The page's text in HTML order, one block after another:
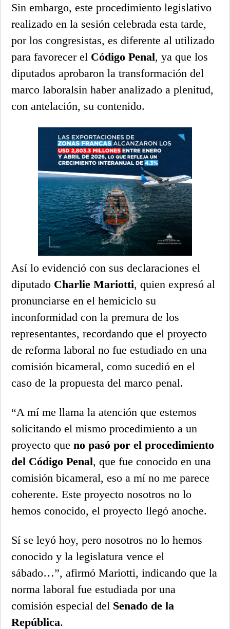
Sin embargo, este procedimiento legislativo
realizado en la sesión celebrada esta tarde,
por los congresistas, es diferente al utilizado
para favorecer el Código Penal, ya que los
diputados aprobaron la transformación del
marco laboralsin haber analizado a plenitud,
con antelación, su contenido.
Así lo evidenció con sus declaraciones el
diputado Charlie Mariotti, quien expresó al
pronunciarse en el hemiciclo su
inconformidad con la premura de los
representantes, recordando que el proyecto
de reforma laboral no fue estudiado en una
comisión bicameral, como sucedió en el
caso de la propuesta del marco penal.
“A mí me llama la atención que estemos
solicitando el mismo procedimiento a un
proyecto que no pasó por el procedimiento
del Código Penal, que fue conocido en una
comisión bicameral, eso a mí no me parece
coherente. Este proyecto nosotros no lo
hemos conocido, el proyecto llegó anoche.
Sí se leyó hoy, pero nosotros no lo hemos
conocido y la legislatura vence el
sábado…”, afirmó Mariotti, indicando que la
norma laboral fue estudiada por una
comisión especial del Senado de la
República.